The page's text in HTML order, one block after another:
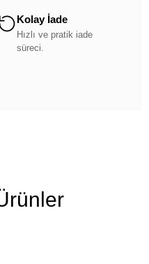
Kolay İade
Hızlı ve pratik iade
süreci.